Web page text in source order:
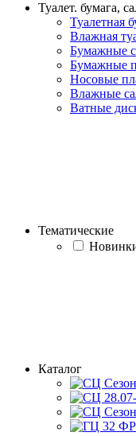
Туалет. бумага,
Туалетная
Влажная
Бумажные
Бумажные
Носовые
Влажные
Ватные
Тематические
Каталог